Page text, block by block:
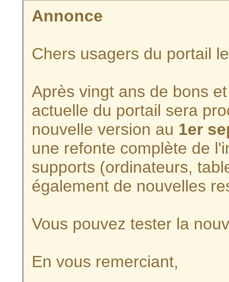
Annonce
Chers usagers du portail
Après vingt ans de bons
actuelle du portail sera
nouvelle version au 1er
une refonte complète de
supports (ordinateurs,
également de nouvelles
Vous pouvez tester la
En vous remerciant,